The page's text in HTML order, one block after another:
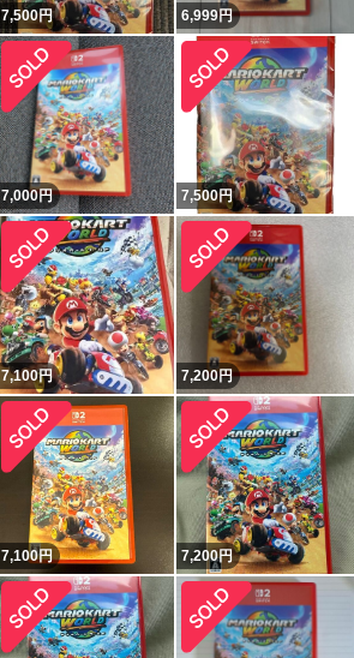
7,500円 6,999円
7,000円 7,500円
7,100円 7,200円
7,100円 7,200円